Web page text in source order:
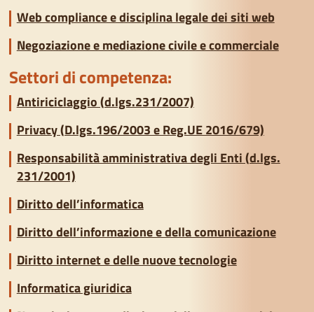
Web compliance e disciplina legale dei siti web
Negoziazione e mediazione civile e commerciale
Settori di competenza:
Antiriciclaggio (d.lgs.231/2007)
Privacy (D.lgs.196/2003 e Reg.UE 2016/679)
Responsabilità amministrativa degli Enti (d.lgs.
231/2001)
Diritto dell’informatica
Diritto dell’informazione e della comunicazione
Diritto internet e delle nuove tecnologie
Informatica giuridica